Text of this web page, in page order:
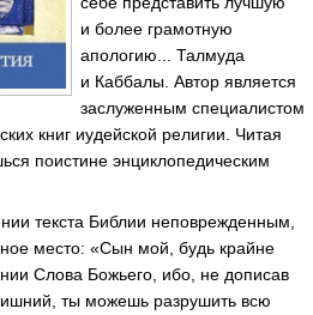
и более грамотную
апологию... Талмуда
и Каббалы. Автор является
заслуженным специалистом
книг иудейской религии. Читая
поистине энциклопедическим
текста Библии неповрежденным,
место: «Сын мой, будь крайне
Слова Божьего, ибо, не дописав
ты можешь разрушить всю